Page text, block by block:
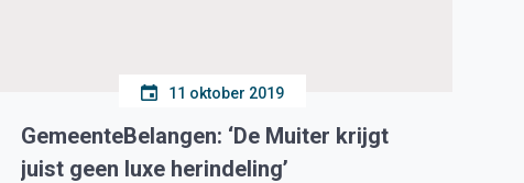
11 oktober 2019
GemeenteBelangen: ‘De Muiter krijgt
juist geen luxe herindeling’